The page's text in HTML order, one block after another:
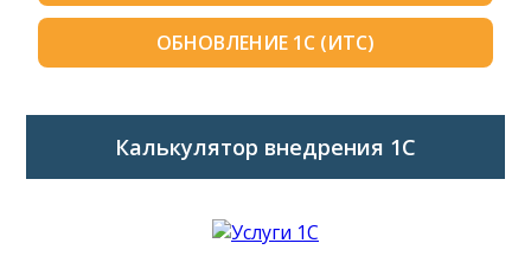
ОБНОВЛЕНИЕ 1С (ИТС)
Калькулятор внедрения 1C